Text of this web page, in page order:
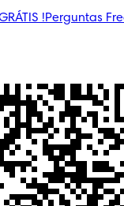
!Perguntas